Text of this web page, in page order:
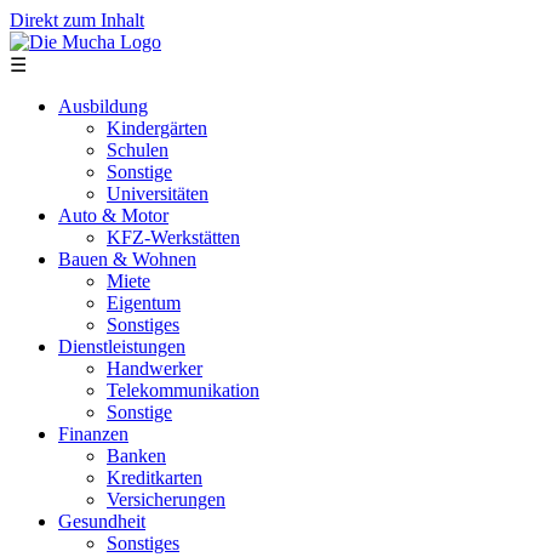
Direkt zum Inhalt
☰
Ausbildung
Kindergärten
Schulen
Sonstige
Universitäten
Auto & Motor
KFZ-Werkstätten
Bauen & Wohnen
Miete
Eigentum
Sonstiges
Dienstleistungen
Handwerker
Telekommunikation
Sonstige
Finanzen
Banken
Kreditkarten
Versicherungen
Gesundheit
Sonstiges